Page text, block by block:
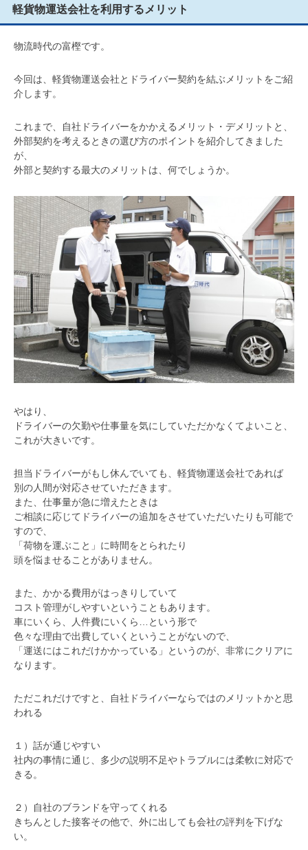
軽貨物運送会社を利用するメリット
物流時代の富樫です。
今回は、軽貨物運送会社とドライバー契約を結ぶメリットをご紹
介します。
これまで、自社ドライバーをかかえるメリット・デメリットと、
外部契約を考えるときの選び方のポイントを紹介してきました
が、
外部と契約する最大のメリットは、何でしょうか。
やはり、
ドライバーの欠勤や仕事量を気にしていただかなくてよいこと、
これが大きいです。
担当ドライバーがもし休んでいても、軽貨物運送会社であれば
別の人間が対応させていただきます。
また、仕事量が急に増えたときは
ご相談に応じてドライバーの追加をさせていただいたりも可能で
すので、
「荷物を運ぶこと」に時間をとられたり
頭を悩ませることがありません。
また、かかる費用がはっきりしていて
コスト管理がしやすいということもあります。
車にいくら、人件費にいくら…という形で
色々な理由で出費していくということがないので、
「運送にはこれだけかかっている」というのが、非常にクリアに
なります。
ただこれだけですと、自社ドライバーならではのメリットかと思
われる
１）話が通じやすい
社内の事情に通じ、多少の説明不足やトラブルには柔軟に対応で
きる。
２）自社のブランドを守ってくれる
きちんとした接客その他で、外に出しても会社の評判を下げな
い。